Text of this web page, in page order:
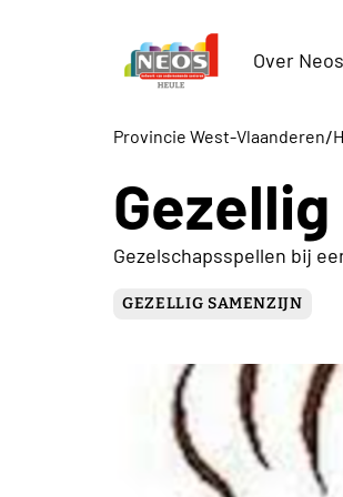
Over Neos
Provincie West-Vlaanderen/
Gezelschapsspellen bij
GEZELLIG SAMENZIJN